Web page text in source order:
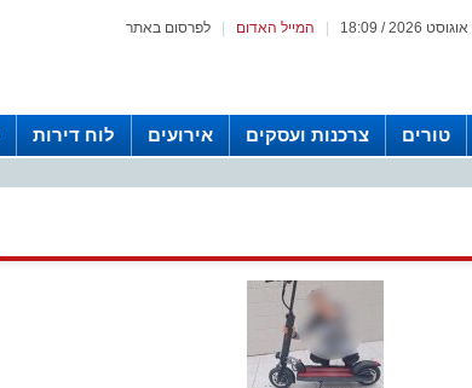
לפרסום באתר המייל האדום
טורים צרכנות ועסקים אירועים לוח דירות